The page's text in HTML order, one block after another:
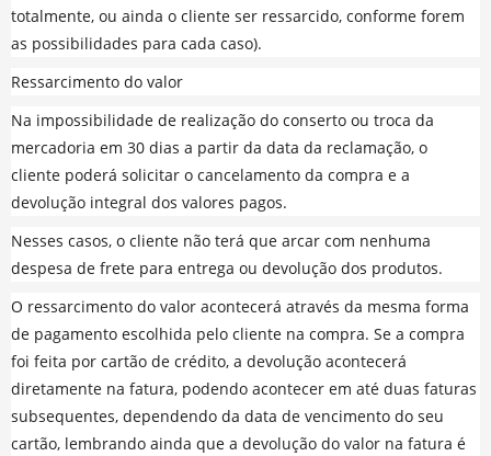
totalmente, ou ainda o cliente ser ressarcido, conforme forem
as possibilidades para cada caso).
Ressarcimento do valor
Na impossibilidade de realização do conserto ou troca da
mercadoria em 30 dias a partir da data da reclamação, o
cliente poderá solicitar o cancelamento da compra e a
devolução integral dos valores pagos.
Nesses casos, o cliente não terá que arcar com nenhuma
despesa de frete para entrega ou devolução dos produtos.
O ressarcimento do valor acontecerá através da mesma forma
de pagamento escolhida pelo cliente na compra. Se a compra
foi feita por cartão de crédito, a devolução acontecerá
diretamente na fatura, podendo acontecer em até duas faturas
subsequentes, dependendo da data de vencimento do seu
cartão, lembrando ainda que a devolução do valor na fatura é